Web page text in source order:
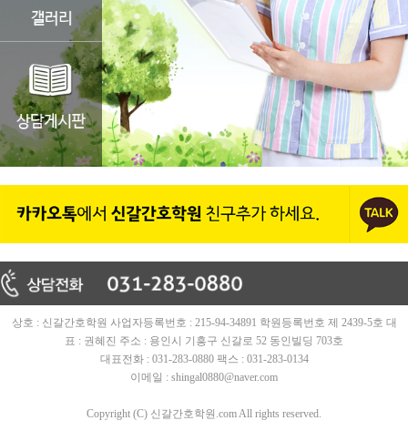
상호 : 신갈간호학원 사업자등록번호 : 215-94-34891 학원등록번호 제 2439-5호 대
표 : 권혜진 주소 : 용인시 기흥구 신갈로 52 동인빌딩 703호
대표전화 : 031-283-0880 팩스 : 031-283-0134
이메일 : shingal0880@naver.com
Copyright (C) 신갈간호학원.com All rights reserved.